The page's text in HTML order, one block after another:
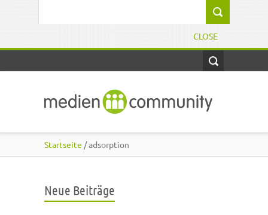
CLOSE
Startseite / adsorption
Neue Beiträge